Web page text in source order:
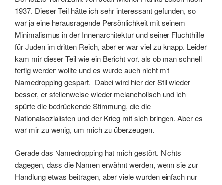
1937. Dieser Teil hätte ich sehr interessant gefunden, so
war ja eine herausragende Persönlichkeit mit seinem
Minimalismus in der Innenarchitektur und seiner Fluchthilfe
für Juden im dritten Reich, aber er war viel zu knapp. Leider
kam mir dieser Teil wie ein Bericht vor, als ob man schnell
fertig werden wollte und es wurde auch nicht mit
Namedropping gespart. Dabei wird hier der Stil wieder
besser, er stellenweise wieder melancholisch und ich
spürte die bedrückende Stimmung, die die
Nationalsozialisten und der Krieg mit sich bringen. Aber es
war mir zu wenig, um mich zu überzeugen.
Gerade das Namedropping hat mich gestört. Nichts
dagegen, dass die Namen erwähnt werden, wenn sie zur
Handlung etwas beitragen, aber viele wurden einfach nur